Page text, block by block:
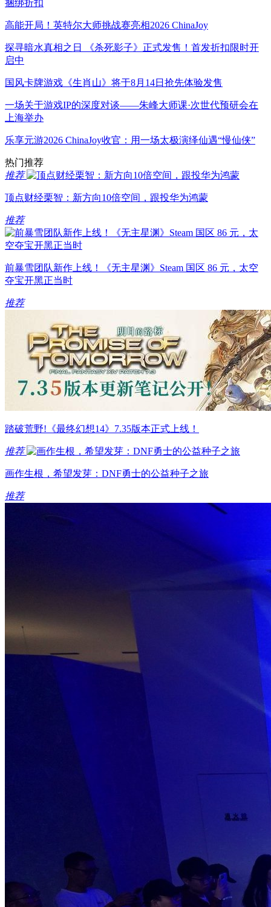
捆绑折扣
高能开局！英特尔大师挑战赛亮相2026 ChinaJoy
探寻暗水真相之日 《杀死影子》正式发售！首发折扣限时开
启中
国风卡牌游戏《生肖山》将于8月14日抢先体验发售
一场关于游戏IP的深度对谈——朱峰大师课·次世代预研会在
上海举办
乐享元游2026 ChinaJoy收官：用一场太极演绎仙遇“慢仙侠”
热门推荐
推荐
顶点财经栗智：新方向10倍空间，跟投华为鸿蒙
推荐
前暴雪团队新作上线！《无主星渊》Steam 国区 86 元，太空
夺宝开黑正当时​
推荐
踏破荒野!《最终幻想14》7.35版本正式上线！
推荐
画作生根，希望发芽：DNF勇士的公益种子之旅
推荐